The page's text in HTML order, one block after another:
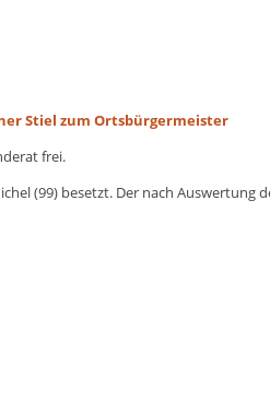
Stiel zum Ortsbürgermeister
frei.
(99) besetzt. Der nach Auswertung